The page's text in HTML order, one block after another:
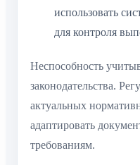
использовать
для контроля
Неспособность
законодательства.
актуальных
адаптировать
требованиям.